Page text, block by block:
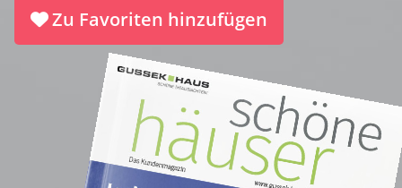
Zu Favoriten hinzufügen